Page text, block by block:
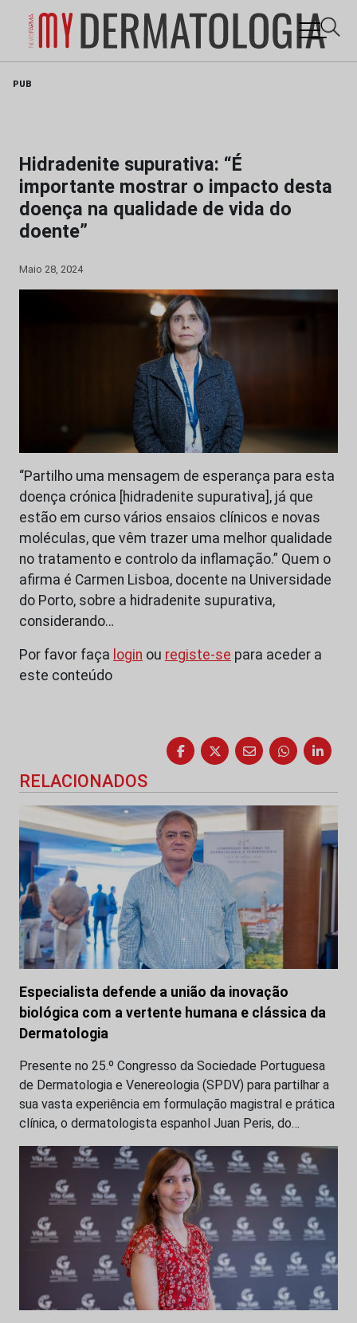
PUB
Hidradenite supurativa: “É
importante mostrar o impacto desta
doença na qualidade de vida do
doente”
Maio 28, 2024
“Partilho uma mensagem de esperança para esta
doença crónica [hidradenite supurativa], já que
estão em curso vários ensaios clínicos e novas
moléculas, que vêm trazer uma melhor qualidade
no tratamento e controlo da inflamação.” Quem o
afirma é Carmen Lisboa, docente na Universidade
do Porto, sobre a hidradenite supurativa,
considerando…
Por favor faça login ou registe-se para aceder a
este conteúdo
RELACIONADOS
Especialista defende a união da inovação
biológica com a vertente humana e clássica da
Dermatologia
Presente no 25.º Congresso da Sociedade Portuguesa
de Dermatologia e Venereologia (SPDV) para partilhar a
sua vasta experiência em formulação magistral e prática
clínica, o dermatologista espanhol Juan Peris, do…